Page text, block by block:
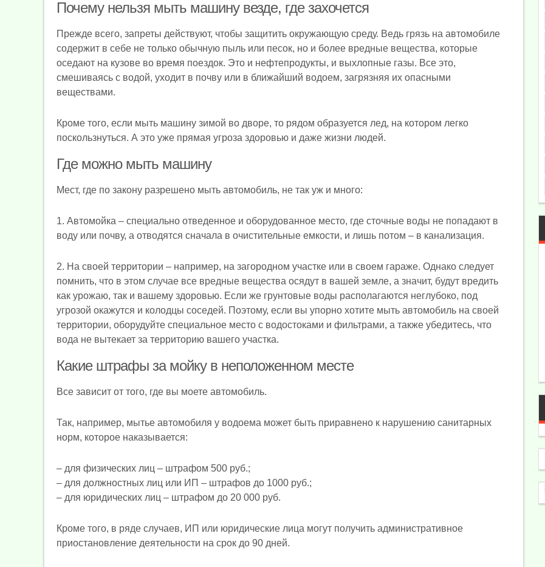
Почему нельзя мыть машину везде, где захочется
Прежде всего, запреты действуют, чтобы защитить окружающую среду. Ведь грязь на автомобиле
содержит в себе не только обычную пыль или песок, но и более вредные вещества, которые
оседают на кузове во время поездок. Это и нефтепродукты, и выхлопные газы. Все это,
смешиваясь с водой, уходит в почву или в ближайший водоем, загрязняя их опасными
веществами.
Кроме того, если мыть машину зимой во дворе, то рядом образуется лед, на котором легко
поскользнуться. А это уже прямая угроза здоровью и даже жизни людей.
Где можно мыть машину
Мест, где по закону разрешено мыть автомобиль, не так уж и много:
1. Автомойка – специально отведенное и оборудованное место, где сточные воды не попадают в
воду или почву, а отводятся сначала в очистительные емкости, и лишь потом – в канализация.
2. На своей территории – например, на загородном участке или в своем гараже. Однако следует
помнить, что в этом случае все вредные вещества осядут в вашей земле, а значит, будут вредить
как урожаю, так и вашему здоровью. Если же грунтовые воды располагаются неглубоко, под
угрозой окажутся и колодцы соседей. Поэтому, если вы упорно хотите мыть автомобиль на своей
территории, оборудуйте специальное место с водостоками и фильтрами, а также убедитесь, что
вода не вытекает за территорию вашего участка.
Какие штрафы за мойку в неположенном месте
Все зависит от того, где вы моете автомобиль.
Так, например, мытье автомобиля у водоема может быть приравнено к нарушению санитарных
норм, которое наказывается:
– для физических лиц – штрафом 500 руб.;
– для должностных лиц или ИП – штрафов до 1000 руб.;
– для юридических лиц – штрафом до 20 000 руб.
Кроме того, в ряде случаев, ИП или юридические лица могут получить административное
приостановление деятельности на срок до 90 дней.